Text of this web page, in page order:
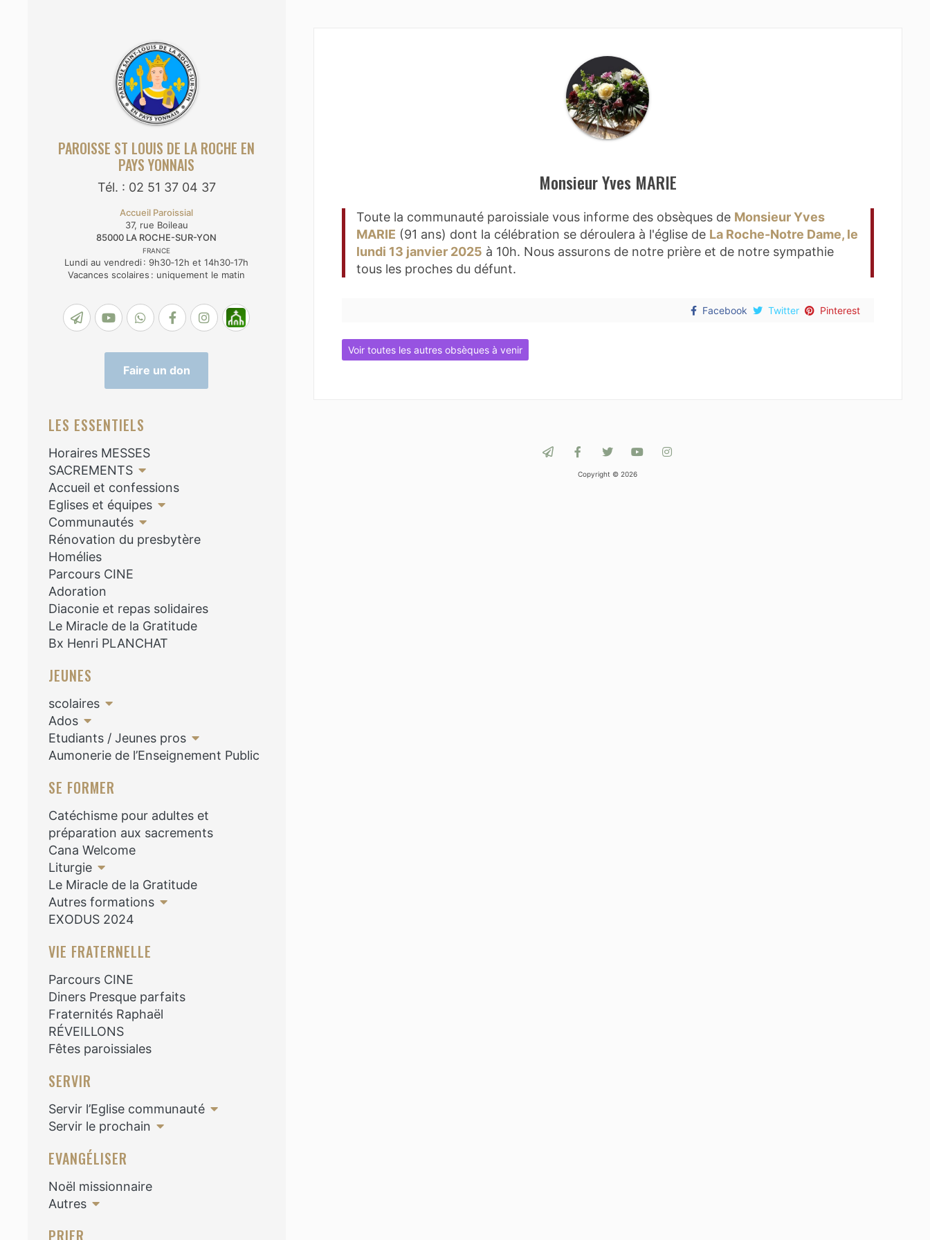
PAROISSE ST LOUIS DE LA ROCHE EN
PAYS YONNAIS
Tél. : 02 51 37 04 37
Accueil Paroissial
37, rue Boileau
85000 LA ROCHE-SUR-YON
FRANCE
Lundi au vendredi : 9h30‑12h et 14h30‑17h
Vacances scolaires : uniquement le matin
Faire un don
LES ESSENTIELS
Horaires MESSES
SACREMENTS
Accueil et confessions
Eglises et équipes
Communautés
Rénovation du presbytère
Homélies
Parcours CINE
Adoration
Diaconie et repas solidaires
Le Miracle de la Gratitude
Bx Henri PLANCHAT
JEUNES
scolaires
Ados
Etudiants / Jeunes pros
Aumonerie de l’Enseignement Public
SE FORMER
Catéchisme pour adultes et
préparation aux sacrements
Cana Welcome
Liturgie
Le Miracle de la Gratitude
Autres formations
EXODUS 2024
VIE FRATERNELLE
Parcours CINE
Diners Presque parfaits
Fraternités Raphaël
RÉVEILLONS
Fêtes paroissiales
SERVIR
Servir l’Eglise communauté
Servir le prochain
EVANGÉLISER
Noël missionnaire
Autres
Monsieur Yves MARIE
Toute la communauté paroissiale vous informe des obsèques de Monsieur Yves
MARIE (91 ans) dont la célébration se déroulera à l'église de La Roche-Notre Dame, le
lundi 13 janvier 2025 à 10h. Nous assurons de notre prière et de notre sympathie
tous les proches du défunt.
Facebook Twitter Pinterest
Voir toutes les autres obsèques à venir
Copyright © 2026